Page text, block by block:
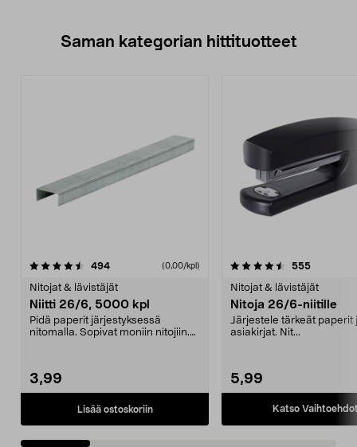
Saman kategorian hittituotteet
494arvostelut (0,00/kpl)
Nitojat & lävistäjät
Niitti 26/6, 5000 kpl
Pidä paperit järjestyksessä
nitomalla. Sopivat moniin nitojiin.
3,99
Lisää ostoskoriin
4.5 viidestä
555arvostelut
Nitojat & lävistäjät
Nitoja 26/6-niitille
Järjestele tärkeät paperit
asiakirjat. Nit...
5,99
Katso
4.0 viidestä